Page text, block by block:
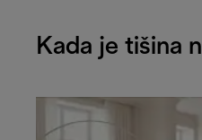
Kada je tišina